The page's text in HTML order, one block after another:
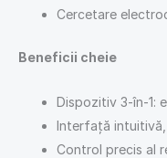
Cercetare
Beneficii cheie
Dispozitiv 3-în-1:
Interfață
Control precis al